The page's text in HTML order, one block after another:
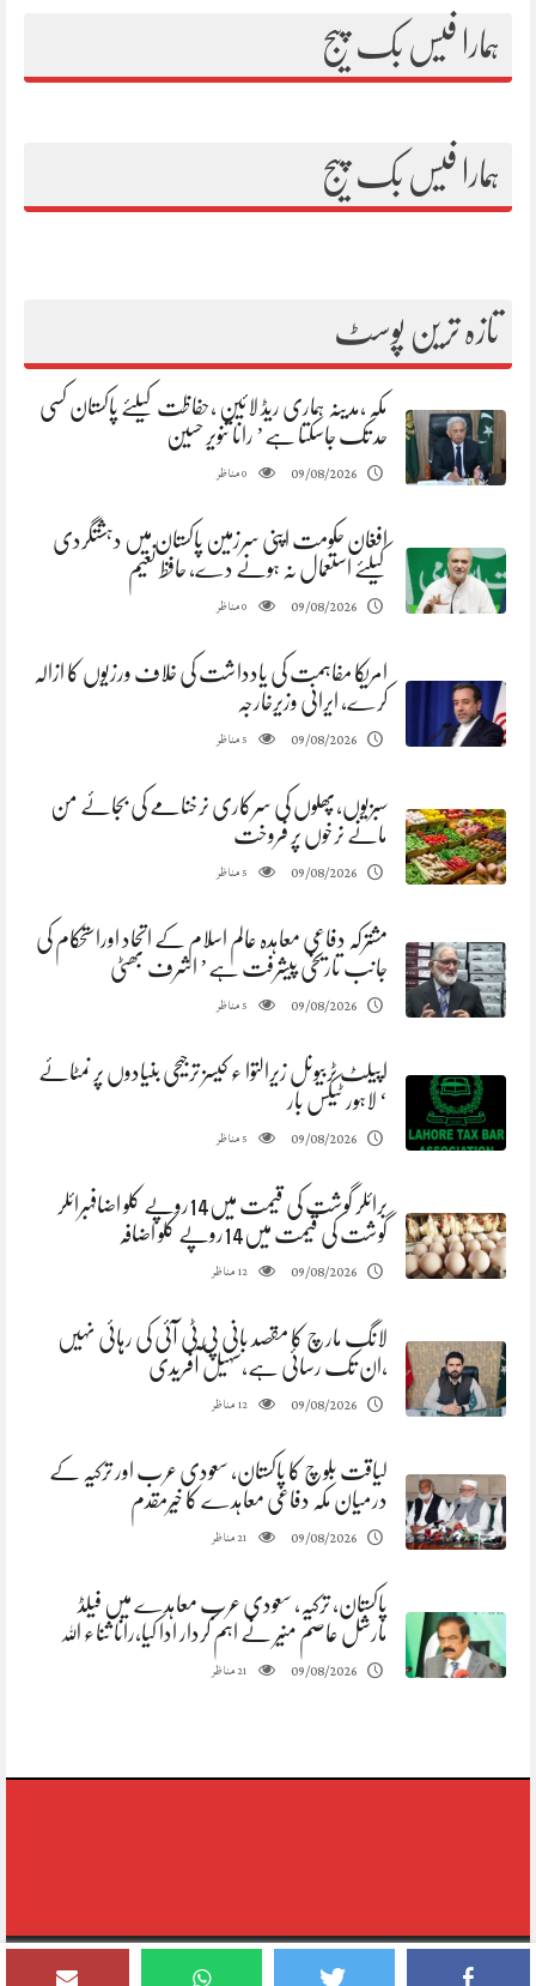
ہمارا فیس بک پیج
ہمارا فیس بک پیج
تازہ ترین پوسٹ
مکہ ،مدینہ ہماری ریڈ لائین ،حفاظت کیلئے پاکستان کسی
حد تک جاسکتا ہے’ رانا تنویر حسین
09/08/2026
0مناظر
افغان حکومت اپنی سرزمین پاکستان میں دہشتگردی
کیلئے استعمال نہ ہونے دے، حافظ نعیم
09/08/2026
0مناظر
امریکا مفاہمت کی یادداشت کی خلاف ورزیوں کا ازالہ
کرے، ایرانی وزیرخارجہ
09/08/2026
5مناظر
سبزیوں،پھلوں کی سرکاری نرخنامے کی بجائے من
مانے نرخوں پر فروخت
09/08/2026
5مناظر
مشترکہ دفاعی معاہدہ عالم اسلام کے اتحاد اوراستحکام کی
جانب تاریخی پیشرفت ہے’ اشرف بھٹی
09/08/2026
5مناظر
اپیلٹ ٹربیونل زیرالتوا ء کیسز ترجیحی بنیادوں پر نمٹائے
‘ لاہور ٹیکس بار
09/08/2026
5مناظر
برائلر گوشت کی قیمت میں14روپے کلو اضافہبرائلر
گوشت کی قیمت میں14روپے کلو اضافہ
09/08/2026
12مناظر
لانگ مارچ کا مقصد بانی پی ٹی آئی کی رہائی نہیں
،ان تک رسائی ہے،سہیل آفریدی
09/08/2026
12مناظر
لیاقت بلوچ کا پاکستان، سعودی عرب اور ترکیہ کے
درمیان مکہ دفاعی معاہدے کا خیرمقدم
09/08/2026
21مناظر
پاکستان، ترکیہ، سعودی عرب معاہدے میں فیلڈ
مارشل عاصم منیر نے اہم کردار ادا کیا،رانا ثناء اللہ
09/08/2026
21مناظر
Designed By Siddique Meo #03334456813